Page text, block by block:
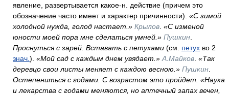
явление, развертывается какое-н. действие (причем это
обозначение часто имеет и характер причинности). «С зимой
холодной нужда, голод настает.» Крылов «С изменой
юности моей пора мне сделаться умней.» Пушкин
Проснуться с зарей. Вставать с петухами (см. петух во 2
знач. ). «Мой сад с каждым днем увядает.» А.Майков «Так
деревцо свои листы меняет с каждою весною.» Пушкин
Остепениться с годами. С возрастом это пройдет. «Наука
и лекарства с годами меняются, но аптечный запах вечен,